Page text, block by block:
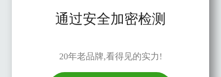
通过安全加密检测
20年老品牌,看得见的实力!